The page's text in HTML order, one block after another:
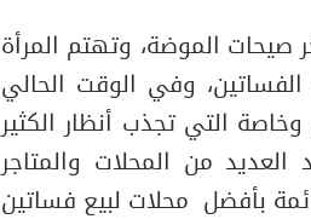
صيحات الموضة، وتهتم المرأة
وفي الوقت الحالي
التي تجذب أنظار الكثير
من المحلات والمتاجر
بأفضل محلات لبيع فساتين